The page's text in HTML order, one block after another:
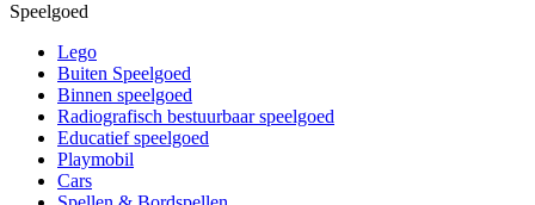
Speelgoed
Lego
Buiten Speelgoed
Binnen speelgoed
Radiografisch bestuurbaar speelgoed
Educatief speelgoed
Playmobil
Cars